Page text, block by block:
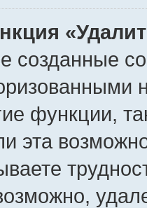
созданные
функции,
эта